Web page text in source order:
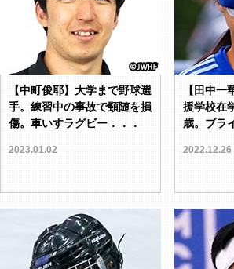
【中町俊耶】大学まで野球選
手。練習中の事故で頸随を損
傷。車いすラグビー．．．
2023.01.02
【田中
援学校在
歳。ブラ
2022.12.26